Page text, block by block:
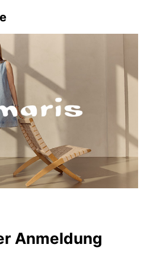
Anmeldung